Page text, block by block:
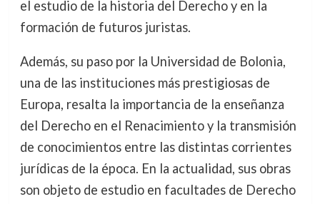
el estudio de la historia del Derecho y en la
formación de futuros juristas.
Además, su paso por la Universidad de Bolonia,
una de las instituciones más prestigiosas de
Europa, resalta la importancia de la enseñanza
del Derecho en el Renacimiento y la transmisión
de conocimientos entre las distintas corrientes
jurídicas de la época. En la actualidad, sus obras
son objeto de estudio en facultades de Derecho